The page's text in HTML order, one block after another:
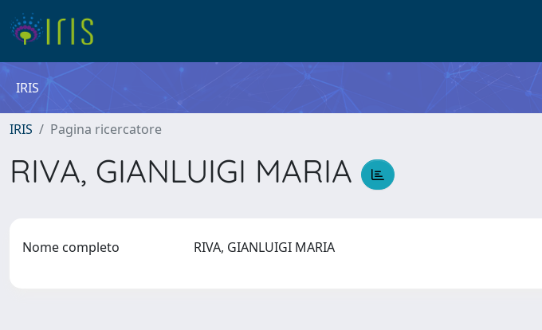
IRIS
IRIS Pagina ricercatore
RIVA, GIANLUIGI MARIA
Nome completo RIVA, GIANLUIGI MARIA